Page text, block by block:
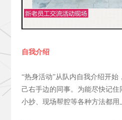
自我介绍
“热身活动”从队内自我介绍开始
己右手边的同事。为能尽快记
小抄、现场帮腔等各种方法都用